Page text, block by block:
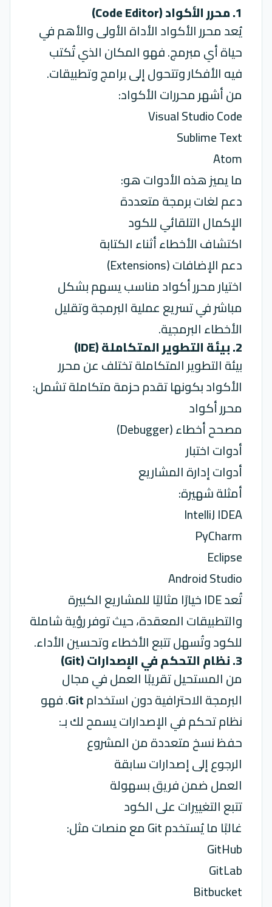
1. محرر الأكواد (Code Editor)
يُعد محرر الأكواد الأداة الأولى والأهم في
حياة أي مبرمج. فهو المكان الذي تُكتب
فيه الأفكار وتتحول إلى برامج وتطبيقات.
من أشهر محررات الأكواد:
Visual Studio Code
Sublime Text
Atom
ما يميز هذه الأدوات هو:
دعم لغات برمجة متعددة
الإكمال التلقائي للكود
اكتشاف الأخطاء أثناء الكتابة
دعم الإضافات (Extensions)
اختيار محرر أكواد مناسب يسهم بشكل
مباشر في تسريع عملية البرمجة وتقليل
الأخطاء البرمجية.
2. بيئة التطوير المتكاملة (IDE)
بيئة التطوير المتكاملة تختلف عن محرر
الأكواد بكونها تقدم حزمة متكاملة تشمل:
محرر أكواد
مصحح أخطاء (Debugger)
أدوات اختبار
أدوات إدارة المشاريع
أمثلة شهيرة:
IntelliJ IDEA
PyCharm
Eclipse
Android Studio
تُعد IDE خيارًا مثاليًا للمشاريع الكبيرة
والتطبيقات المعقدة، حيث توفر رؤية شاملة
للكود وتُسهل تتبع الأخطاء وتحسين الأداء.
3. نظام التحكم في الإصدارات (Git)
من المستحيل تقريبًا العمل في مجال
البرمجة الاحترافية دون استخدامGit. فهو
نظام تحكم في الإصدارات يسمح لك بـ:
حفظ نسخ متعددة من المشروع
الرجوع إلى إصدارات سابقة
العمل ضمن فريق بسهولة
تتبع التغييرات على الكود
غالبًا ما يُستخدم Git مع منصات مثل:
GitHub
GitLab
Bitbucket